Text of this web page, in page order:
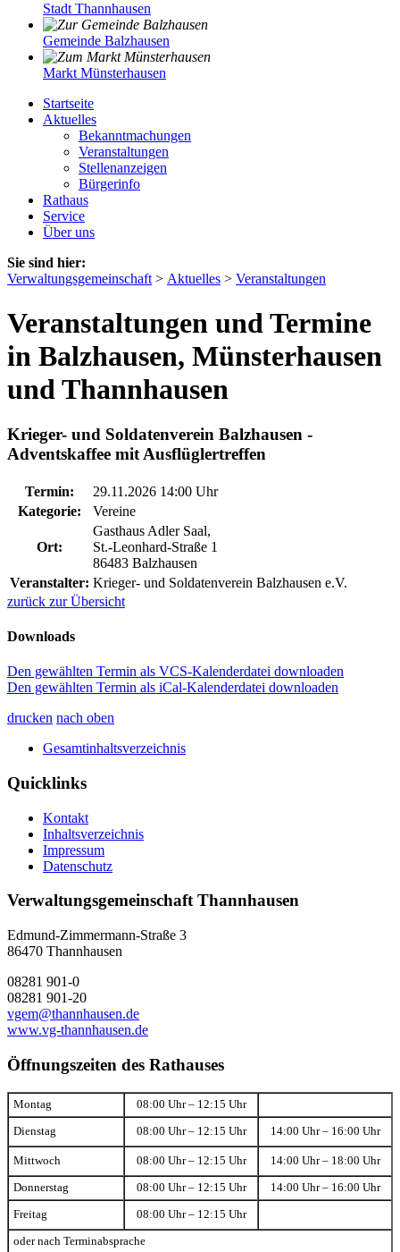
Stadt Thannhausen
Gemeinde Balzhausen
Markt Münsterhausen
Startseite
Aktuelles
Bekanntmachungen
Veranstaltungen
Stellenanzeigen
Bürgerinfo
Rathaus
Service
Über uns
Sie sind hier:
Verwaltungsgemeinschaft > Aktuelles > Veranstaltungen
Veranstaltungen und Termine
in Balzhausen, Münsterhausen
und Thannhausen
Krieger- und Soldatenverein Balzhausen -
Adventskaffee mit Ausflüglertreffen
Termin:
29.11.2026 14:00 Uhr
Kategorie:
Vereine
Ort:
Gasthaus Adler Saal,
St.-Leonhard-Straße 1
86483 Balzhausen
Veranstalter: Krieger- und Soldatenverein Balzhausen e.V.
zurück zur Übersicht
Downloads
Den gewählten Termin als VCS-Kalenderdatei downloaden
Den gewählten Termin als iCal-Kalenderdatei downloaden
drucken nach oben
Gesamtinhaltsverzeichnis
Quicklinks
Kontakt
Inhaltsverzeichnis
Impressum
Datenschutz
Verwaltungsgemeinschaft Thannhausen
Edmund-Zimmermann-Straße 3
86470 Thannhausen
08281 901-0
08281 901-20
vgem@thannhausen.de
www.vg-thannhausen.de
Öffnungszeiten des Rathauses
Montag 08:00 Uhr – 12:15 Uhr
Dienstag 08:00 Uhr – 12:15 Uhr 14:00 Uhr – 16:00 Uhr
Mittwoch 08:00 Uhr – 12:15 Uhr 14:00 Uhr – 18:00 Uhr
Donnerstag 08:00 Uhr – 12:15 Uhr 14:00 Uhr – 16:00 Uhr
Freitag 08:00 Uhr – 12:15 Uhr
oder nach Terminabsprache